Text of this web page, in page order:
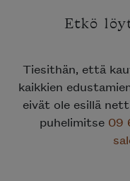
Etkö
Tiesithän, että
kaikkien
eivät ole esillä
puhelimitse 09